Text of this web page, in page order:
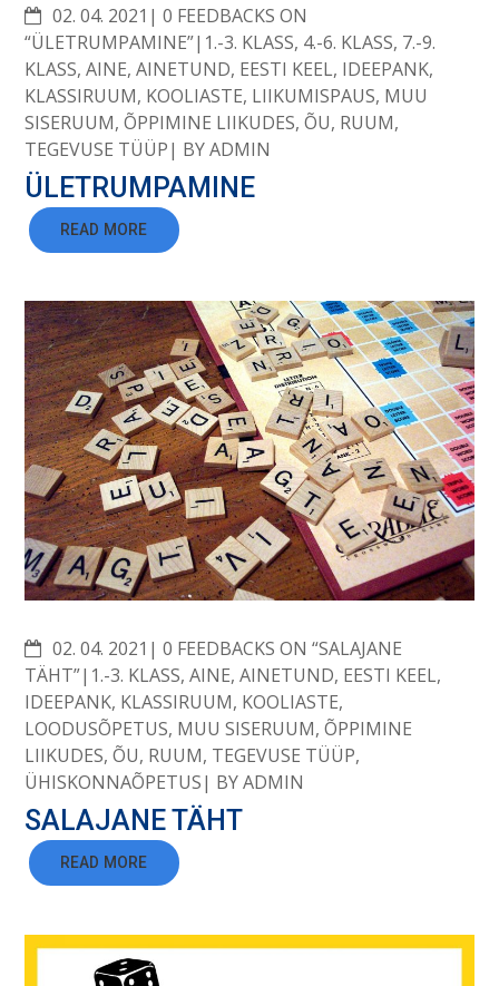
02. 04. 2021 COMMENTS
0 FEEDBACKS ON
“ÜLETRUMPAMINE” 1.-3. KLASS, 4.-6. KLASS, 7.-9.
KLASS,AINE,AINETUND, EESTI KEEL, IDEEPANK,
KLASSIRUUM, KOOLIASTE, LIIKUMISPAUS, MUU
SISERUUM,ÕPPIMINE LIIKUDES,ÕU, RUUM,
TEGEVUSE TÜÜP
BYADMIN
ÜLETRUMPAMINE
READ MORE
02. 04. 2021 COMMENTS
0 FEEDBACKS ON “SALAJANE
TÄHT” 1.-3. KLASS,AINE,AINETUND, EESTI KEEL,
IDEEPANK, KLASSIRUUM, KOOLIASTE,
LOODUSÕPETUS, MUU SISERUUM,ÕPPIMINE
LIIKUDES,ÕU, RUUM, TEGEVUSE TÜÜP,
ÜHISKONNAÕPETUS
BYADMIN
SALAJANE TÄHT
READ MORE